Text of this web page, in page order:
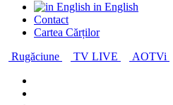
in English
Contact
Cartea Cărților
Rugăciune
TV LIVE AOTVi